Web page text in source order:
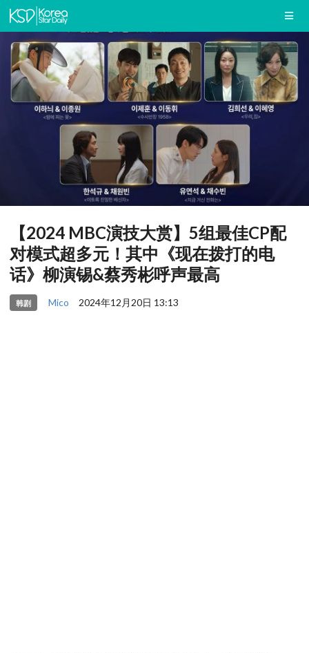
【2024 MBC演技大赏】5组最佳CP配
对模式超多元！其中《现在拨打的电
话》柳演锡&蔡秀彬呼声最高
韩剧 Mico 2024年12月20日 13:13